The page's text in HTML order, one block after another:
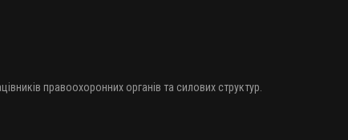
правоохоронних органів та силових структур.